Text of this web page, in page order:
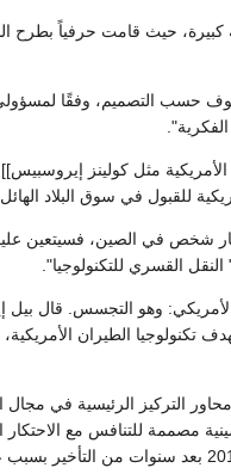
النقاب عن النموذج الأولي للطائرة سي 919 وسط
حسب التصميم، وفقًا لمسؤولي
مثل كولينز إيروسبيس]]
للقبول في سوق البلاد
بوتينجر شارحاً استراتيجية الصين: "إذا كنت ترغب في بيع
القسري للتكنولوجيا".
وهو التجسس. قال
مصممة للتنافس مع